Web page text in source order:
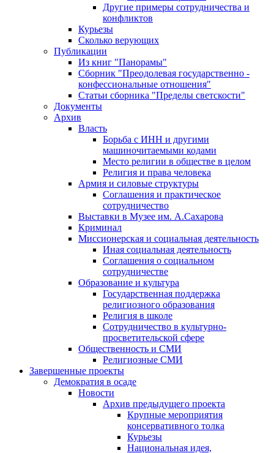
Другие примеры сотрудничества и
конфликтов
Курьезы
Сколько верующих
Публикации
Из книг "Панорамы"
Сборник "Преодолевая государственно -
конфессиональные отношения"
Статьи сборника "Пределы светскости"
Документы
Архив
Власть
Борьба с ИНН и другими
машиночитаемыми кодами
Место религии в обществе в целом
Религия и права человека
Армия и силовые структуры
Соглашения и практическое
сотрудничество
Выставки в Музее им. А.Сахарова
Криминал
Миссионерская и социальная деятельность
Иная социальная деятельность
Соглашения о социальном
сотрудничестве
Образование и культура
Государственная поддержка
религиозного образования
Религия в школе
Сотрудничество в культурно-
просветительской сфере
Общественность и СМИ
Религиозные СМИ
Завершенные проекты
Демократия в осаде
Новости
Архив предыдущего проекта
Крупные мероприятия
консервативного толка
Курьезы
Национальная идея,